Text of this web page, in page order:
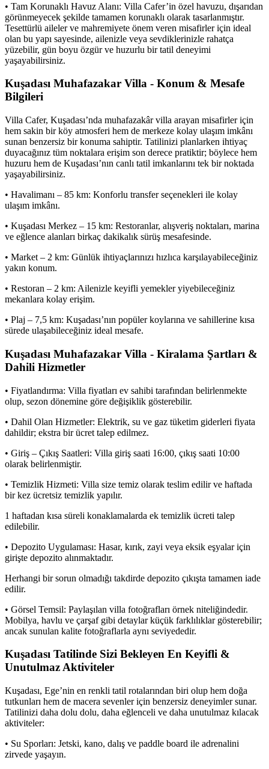
• Tam Korunaklı Havuz Alanı: Villa Cafer’in özel havuzu, dışarıdan
görünmeyecek şekilde tamamen korunaklı olarak tasarlanmıştır.
Tesettürlü aileler ve mahremiyete önem veren misafirler için ideal
olan bu yapı sayesinde, ailenizle veya sevdiklerinizle rahatça
yüzebilir, gün boyu özgür ve huzurlu bir tatil deneyimi
yaşayabilirsiniz.
Kuşadası Muhafazakar Villa - Konum & Mesafe
Bilgileri
Villa Cafer, Kuşadası’nda muhafazakâr villa arayan misafirler için
hem sakin bir köy atmosferi hem de merkeze kolay ulaşım imkânı
sunan benzersiz bir konuma sahiptir. Tatilinizi planlarken ihtiyaç
duyacağınız tüm noktalara erişim son derece pratiktir; böylece hem
huzuru hem de Kuşadası’nın canlı tatil imkanlarını tek bir noktada
yaşayabilirsiniz.
• Havalimanı – 85 km: Konforlu transfer seçenekleri ile kolay
ulaşım imkânı.
• Kuşadası Merkez – 15 km: Restoranlar, alışveriş noktaları, marina
ve eğlence alanları birkaç dakikalık sürüş mesafesinde.
• Market – 2 km: Günlük ihtiyaçlarınızı hızlıca karşılayabileceğiniz
yakın konum.
• Restoran – 2 km: Ailenizle keyifli yemekler yiyebileceğiniz
mekanlara kolay erişim.
• Plaj – 7,5 km: Kuşadası’nın popüler koylarına ve sahillerine kısa
sürede ulaşabileceğiniz ideal mesafe.
Kuşadası Muhafazakar Villa - Kiralama Şartları &
Dahili Hizmetler
• Fiyatlandırma: Villa fiyatları ev sahibi tarafından belirlenmekte
olup, sezon dönemine göre değişiklik gösterebilir.
• Dahil Olan Hizmetler: Elektrik, su ve gaz tüketim giderleri fiyata
dahildir; ekstra bir ücret talep edilmez.
• Giriş – Çıkış Saatleri: Villa giriş saati 16:00, çıkış saati 10:00
olarak belirlenmiştir.
• Temizlik Hizmeti: Villa size temiz olarak teslim edilir ve haftada
bir kez ücretsiz temizlik yapılır.
1 haftadan kısa süreli konaklamalarda ek temizlik ücreti talep
edilebilir.
• Depozito Uygulaması: Hasar, kırık, zayi veya eksik eşyalar için
girişte depozito alınmaktadır.
Herhangi bir sorun olmadığı takdirde depozito çıkışta tamamen iade
edilir.
• Görsel Temsil: Paylaşılan villa fotoğrafları örnek niteliğindedir.
Mobilya, havlu ve çarşaf gibi detaylar küçük farklılıklar gösterebilir;
ancak sunulan kalite fotoğraflarla aynı seviyededir.
Kuşadası Tatilinde Sizi Bekleyen En Keyifli &
Unutulmaz Aktiviteler
Kuşadası, Ege’nin en renkli tatil rotalarından biri olup hem doğa
tutkunları hem de macera sevenler için benzersiz deneyimler sunar.
Tatilinizi daha dolu dolu, daha eğlenceli ve daha unutulmaz kılacak
aktiviteler:
• Su Sporları: Jetski, kano, dalış ve paddle board ile adrenalini
zirvede yaşayın.